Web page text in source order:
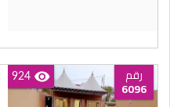
رقم
6096
924